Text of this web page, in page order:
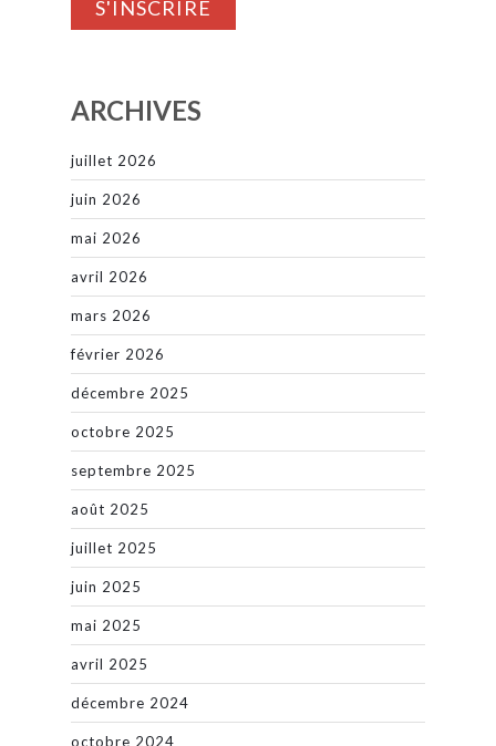
ARCHIVES
juillet 2026
juin 2026
mai 2026
avril 2026
mars 2026
février 2026
décembre 2025
octobre 2025
septembre 2025
août 2025
juillet 2025
juin 2025
mai 2025
avril 2025
décembre 2024
octobre 2024